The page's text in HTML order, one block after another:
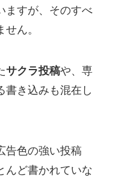
ますが、そのすべ
ん。
サクラ投稿や、専
書き込みも混在し
告色の強い投稿
んど書かれていな